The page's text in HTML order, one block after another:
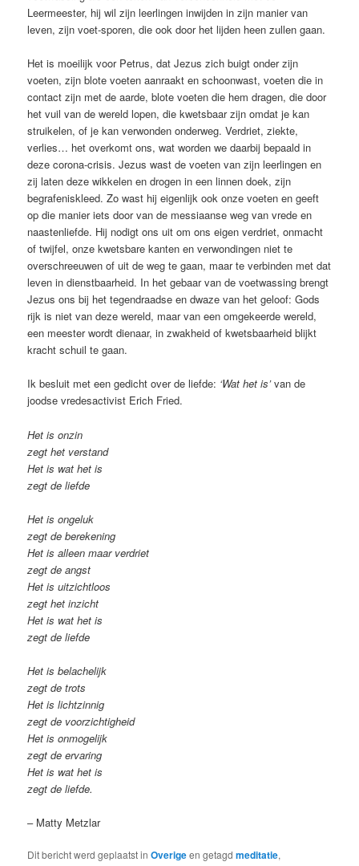
Leermeester, hij wil zijn leerlingen inwijden in zijn manier van
leven, zijn voet-sporen, die ook door het lijden heen zullen gaan.
Het is moeilijk voor Petrus, dat Jezus zich buigt onder zijn
voeten, zijn blote voeten aanraakt en schoonwast, voeten die in
contact zijn met de aarde, blote voeten die hem dragen, die door
het vuil van de wereld lopen, die kwetsbaar zijn omdat je kan
struikelen, of je kan verwonden onderweg. Verdriet, ziekte,
verlies… het overkomt ons, wat worden we daarbij bepaald in
deze corona-crisis. Jezus wast de voeten van zijn leerlingen en
zij laten deze wikkelen en drogen in een linnen doek, zijn
begrafeniskleed. Zo wast hij eigenlijk ook onze voeten en geeft
op die manier iets door van de messiaanse weg van vrede en
naastenliefde. Hij nodigt ons uit om ons eigen verdriet, onmacht
of twijfel, onze kwetsbare kanten en verwondingen niet te
overschreeuwen of uit de weg te gaan, maar te verbinden met dat
leven in dienstbaarheid. In het gebaar van de voetwassing brengt
Jezus ons bij het tegendraadse en dwaze van het geloof: Gods
rijk is niet van deze wereld, maar van een omgekeerde wereld,
een meester wordt dienaar, in zwakheid of kwetsbaarheid blijkt
kracht schuil te gaan.
Ik besluit met een gedicht over de liefde: ‘Wat het is’van de
joodse vredesactivist Erich Fried.
Het is onzin
zegt het verstand
Het is wat het is
zegt de liefde
Het is ongeluk
zegt de berekening
Het is alleen maar verdriet
zegt de angst
Het is uitzichtloos
zegt het inzicht
Het is wat het is
zegt de liefde
Het is belachelijk
zegt de trots
Het is lichtzinnig
zegt de voorzichtigheid
Het is onmogelijk
zegt de ervaring
Het is wat het is
zegt de liefde.
– Matty Metzlar
Dit bericht werd geplaatst inOverigeen getagdmeditatie,